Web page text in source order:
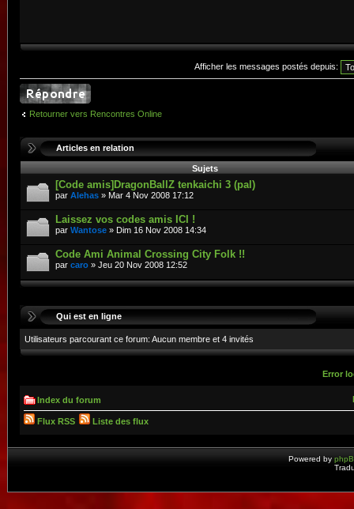
Afficher les messages postés depuis:
Retourner vers Rencontres Online
Articles en relation
Sujets
[Code amis]DragonBallZ tenkaichi 3 (pal)
par Alehas » Mar 4 Nov 2008 17:12
Laissez vos codes amis ICI !
par Wantose » Dim 16 Nov 2008 14:34
Code Ami Animal Crossing City Folk !!
par caro » Jeu 20 Nov 2008 12:52
Qui est en ligne
Utilisateurs parcourant ce forum: Aucun membre et 4 invités
Error
Index du forum
Flux RSS Liste des flux
Powered by